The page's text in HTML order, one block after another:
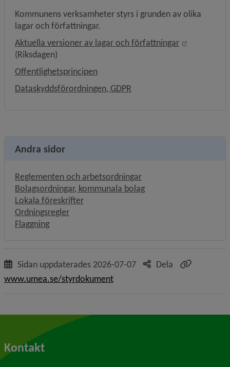
Kommunens verksamheter styrs i grunden av olika
lagar och författningar.
Aktuella versioner av lagar och författningar
Länk till
(Riksdagen)
Offentlighetsprincipen
Dataskyddsförordningen, GDPR
Andra sidor
Reglementen och arbetsordningar
Bolagsordningar, kommunala bolag
Lokala föreskrifter
Ordningsregler
Flaggning
Sidan uppdaterades 2026-07-07
Dela
www.umea.se/styrdokument
Kontakt